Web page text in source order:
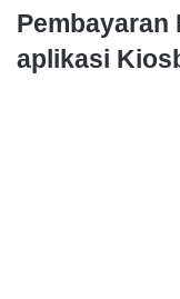
Pembayaran
aplikasi